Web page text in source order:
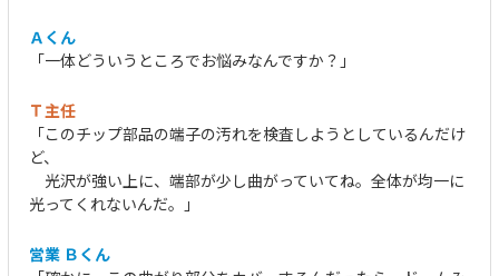
Ａくん
「一体どういうところでお悩みなんですか？」
Ｔ主任
「このチップ部品の端子の汚れを検査しようとしているんだけ
ど、
光沢が強い上に、端部が少し曲がっていてね。全体が均一に
光ってくれないんだ。」
営業 Ｂくん